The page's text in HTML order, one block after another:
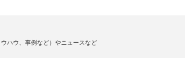
ハウ、事例など）やニュースなど